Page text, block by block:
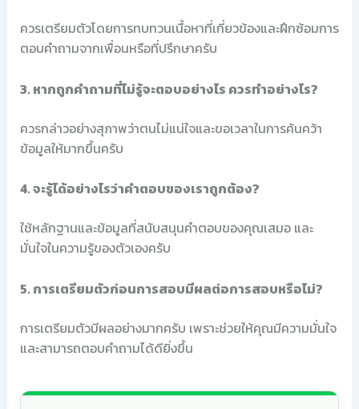
ควรเตรียมตัวโดยการทบทวนเนื้อหาที่เกี่ยวข้องและฝึกซ้อมการ
ตอบคำถามจากเพื่อนหรือที่ปรึกษาครับ
3. หากถูกคำถามที่ไม่รู้จะตอบอย่างไร ควรทำอย่างไร?
ควรกล่าวอย่างสุภาพว่าตนไม่แน่ใจและขอเวลาในการค้นคว้า
ข้อมูลให้มากขึ้นครับ
4. จะรู้ได้อย่างไรว่าคำตอบของเราถูกต้อง?
ใช้หลักฐานและข้อมูลที่สนับสนุนคำตอบของคุณเสมอ และ
มั่นใจในความรู้ของตัวเองครับ
5. การเตรียมตัวก่อนการสอบมีผลต่อการสอบหรือไม่?
การเตรียมตัวมีผลอย่างมากครับ เพราะช่วยให้คุณมีความมั่นใจ
และสามารถตอบคำถามได้ดียิ่งขึ้น